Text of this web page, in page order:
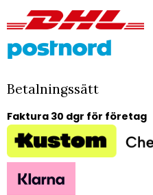
Betalningssätt
Faktura 30 dgr för företag